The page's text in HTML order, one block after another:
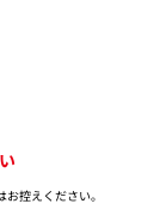
控えください。​